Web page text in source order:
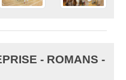
- ROMANS -